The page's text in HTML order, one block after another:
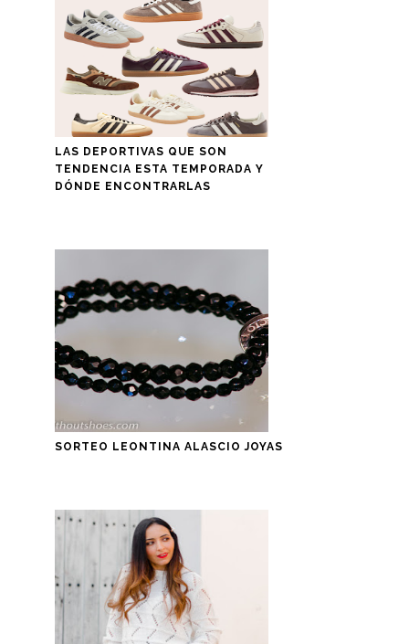
LAS DEPORTIVAS QUE SON
TENDENCIA ESTA TEMPORADA Y
DÓNDE ENCONTRARLAS
SORTEO LEONTINA ALASCIO JOYAS